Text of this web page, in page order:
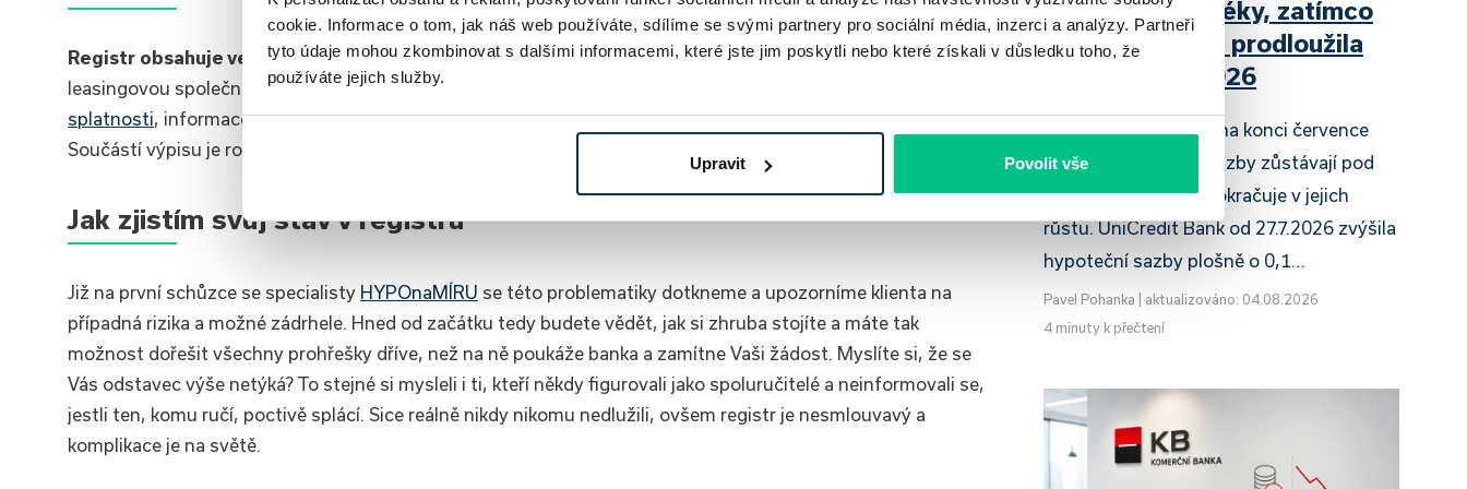
cookie. Informace o tom, jak náš web používáte, sdílíme se svými partnery pro sociální média, inzerci a analýzy. Partneři
tyto údaje mohou zkombinovat s dalšími informacemi, které jste jim poskytli nebo které získali v důsledku toho, že
používáte jejich služby.
Upravit Povolit vše
Registr obsahuje veškeré informace o půjčkách a závazcích poskytnutých bankou, spořitelnou nebo
leasingovou společností. Obsahuje kromě osobních údajů také informace o aktuálních závazcích po
splatnosti, informace o jednotlivých dlužných částkách a názvy společností, které tyto dluhy evidují.
Součástí výpisu je rovněž časová známka, jenž ukazuje, ke kterému datu jsou informace na výpisu aktuální.
Jak zjistím svůj stav v registru
Již na první schůzce se specialisty HYPOnaMÍRU se této problematiky dotkneme a upozorníme klienta na
případná rizika a možné zádrhele. Hned od začátku tedy budete vědět, jak si zhruba stojíte a máte tak
možnost dořešit všechny prohřešky dříve, než na ně poukáže banka a zamítne Vaši žádost. Myslíte si, že se
Vás odstavec výše netýká? To stejné si mysleli i ti, kteří někdy figurovali jako spoluručitelé a neinformovali se,
jestli ten, komu ručí, poctivě splácí. Sice reálně nikdy nikomu nedlužili, ovšem registr je nesmlouvavý a
komplikace je na světě.
zdražuje hypotéky, zatímco
Raiffeisenbank prodloužila
slevu do 6.9.2026
Český hypoteční trh na konci července
2026 potvrzuje, že sazby zůstávají pod
tlakem a část bank pokračuje v jejich
růstu. UniCredit Bank od 27.7.2026 zvýšila
hypoteční sazby plošně o 0,1…
Pavel Pohanka
aktualizováno: 04.08.2026
4 minuty k přečtení